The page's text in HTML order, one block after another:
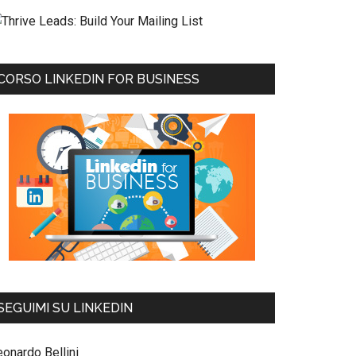
LINKEDIN FOR BUSINESS
SU LINKEDIN
Bellini